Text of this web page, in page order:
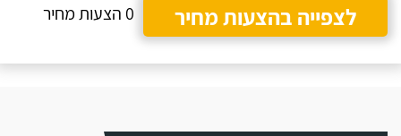
לצפייה בהצעות מחיר
0 הצעות מחיר